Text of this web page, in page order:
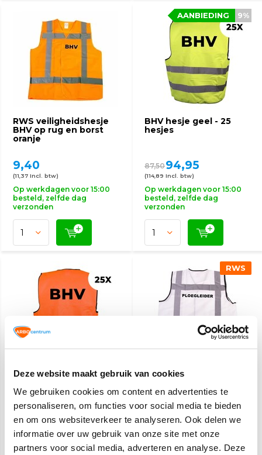
Deze website maakt gebruik van cookies
We gebruiken cookies om content en advertenties te
personaliseren, om functies voor social media te bieden
en om ons websiteverkeer te analyseren. Ook delen we
informatie over uw gebruik van onze site met onze
partners voor social media, adverteren en analyse. Deze
RWS veiligheidshesje
BHV op rug en borst
oranje
9,40
(11,37 Incl. btw)
Op werkdagen voor 15:00
besteld, zelfde dag
verzonden
BHV hesje geel - 25
hesjes
9%
AANBIEDING
87,5094,95
(114,89 Incl. btw)
Op werkdagen voor 15:00
besteld, zelfde dag
verzonden
BHV hesje oranje - 25
101,-
besteld, zelfde dag
RWS veiligheidsvest
RWS
11,20
besteld, zelfde dag